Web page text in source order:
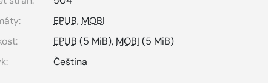
EPUB,MOBI
EPUB (5 MiB),MOBI (5 MiB)
Čeština